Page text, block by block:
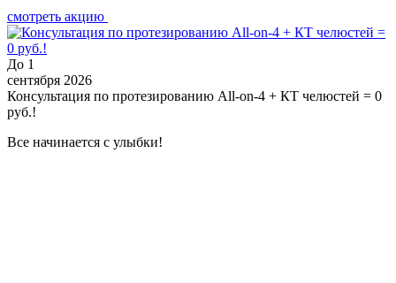
смотреть акцию
До 1
сентября 2026
Консультация по протезированию All-on-4 + КТ челюстей = 0
руб.!
Все начинается с улыбки!